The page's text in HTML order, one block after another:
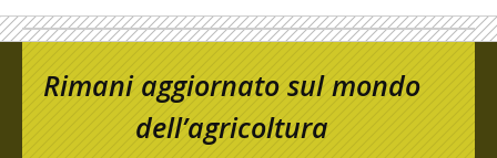
Rimani aggiornato sul mondo
dell’agricoltura